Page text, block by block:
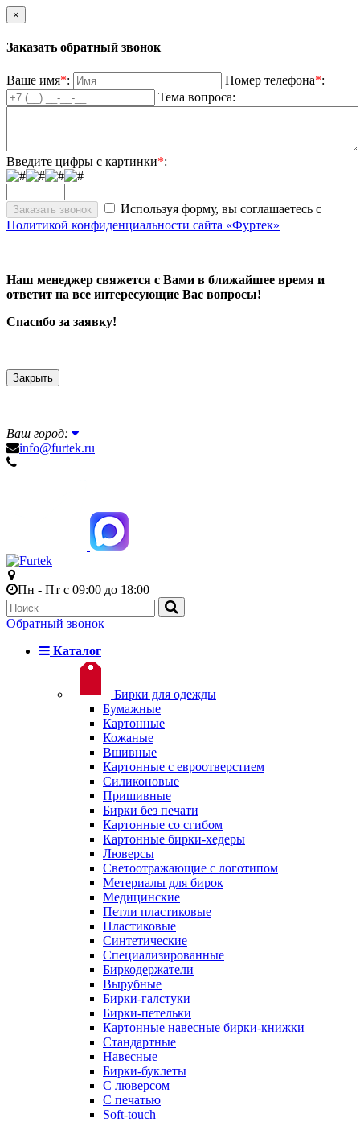
×
Заказать обратный звонок
Ваше имя*: Номер телефона*:
Тема вопроса:
Введите цифры с картинки*:
Используя форму, вы соглашаетесь с
Политикой конфиденциальности сайта «Фуртек»
Наш менеджер свяжется с Вами в ближайшее время и
ответит на все интересующие Вас вопросы!
Спасибо за заявку!
Закрыть
Ваш город:
info@furtek.ru
Пн - Пт с 09:00 до 18:00
Обратный звонок
Каталог
Бирки для одежды
Бумажные
Картонные
Кожаные
Вшивные
Картонные с евроотверстием
Силиконовые
Пришивные
Бирки без печати
Картонные со сгибом
Картонные бирки-хедеры
Люверсы
Светоотражающие с логотипом
Метериалы для бирок
Медицинские
Петли пластиковые
Пластиковые
Синтетические
Специализированные
Биркодержатели
Вырубные
Бирки-галстуки
Бирки-петельки
Картонные навесные бирки-книжки
Стандартные
Навесные
Бирки-буклеты
С люверсом
С печатью
Soft-touch